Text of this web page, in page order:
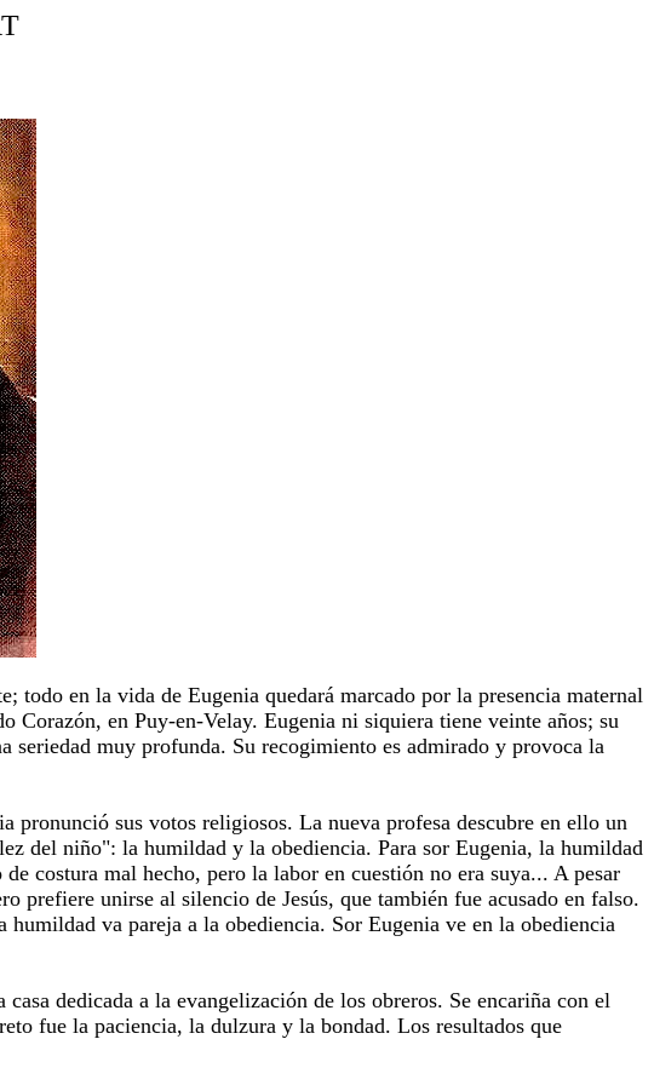
en la vida de Eugenia quedará marcado por la presencia maternal
Corazón, en Puy-en-Velay. Eugenia ni siquiera tiene veinte años; su
muy profunda. Su recogimiento es admirado y provoca la
sus votos religiosos. La nueva profesa descubre en ello un
del niño": la humildad y la obediencia. Para sor Eugenia, la humildad
costura mal hecho, pero la labor en cuestión no era suya... A pesar
prefiere unirse al silencio de Jesús, que también fue acusado en falso.
va pareja a la obediencia. Sor Eugenia ve en la obediencia
dedicada a la evangelización de los obreros. Se encariña con el
fue la paciencia, la dulzura y la bondad. Los resultados que